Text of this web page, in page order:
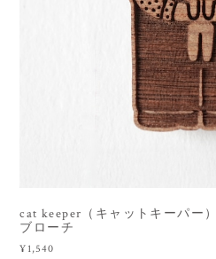
cat keeper（キャットキーパー
ブローチ
¥1,540